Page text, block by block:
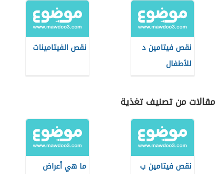
نقص فيتامين د
للأطفال
نقص الفيتامينات
مقالات من تصنيف تغذية
نقص فيتامين ب
ما هي أعراض